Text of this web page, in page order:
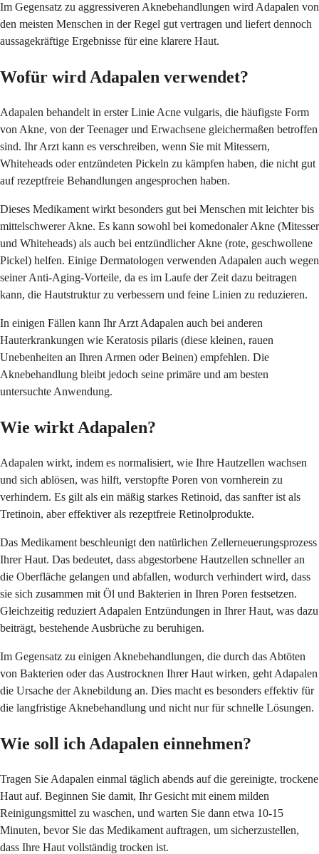
Im Gegensatz zu aggressiveren Aknebehandlungen wird Adapalen von
den meisten Menschen in der Regel gut vertragen und liefert dennoch
aussagekräftige Ergebnisse für eine klarere Haut.
Wofür wird Adapalen verwendet?
Adapalen behandelt in erster Linie Acne vulgaris, die häufigste Form
von Akne, von der Teenager und Erwachsene gleichermaßen betroffen
sind. Ihr Arzt kann es verschreiben, wenn Sie mit Mitessern,
Whiteheads oder entzündeten Pickeln zu kämpfen haben, die nicht gut
auf rezeptfreie Behandlungen angesprochen haben.
Dieses Medikament wirkt besonders gut bei Menschen mit leichter bis
mittelschwerer Akne. Es kann sowohl bei komedonaler Akne (Mitesser
und Whiteheads) als auch bei entzündlicher Akne (rote, geschwollene
Pickel) helfen. Einige Dermatologen verwenden Adapalen auch wegen
seiner Anti-Aging-Vorteile, da es im Laufe der Zeit dazu beitragen
kann, die Hautstruktur zu verbessern und feine Linien zu reduzieren.
In einigen Fällen kann Ihr Arzt Adapalen auch bei anderen
Hauterkrankungen wie Keratosis pilaris (diese kleinen, rauen
Unebenheiten an Ihren Armen oder Beinen) empfehlen. Die
Aknebehandlung bleibt jedoch seine primäre und am besten
untersuchte Anwendung.
Wie wirkt Adapalen?
Adapalen wirkt, indem es normalisiert, wie Ihre Hautzellen wachsen
und sich ablösen, was hilft, verstopfte Poren von vornherein zu
verhindern. Es gilt als ein mäßig starkes Retinoid, das sanfter ist als
Tretinoin, aber effektiver als rezeptfreie Retinolprodukte.
Das Medikament beschleunigt den natürlichen Zellerneuerungsprozess
Ihrer Haut. Das bedeutet, dass abgestorbene Hautzellen schneller an
die Oberfläche gelangen und abfallen, wodurch verhindert wird, dass
sie sich zusammen mit Öl und Bakterien in Ihren Poren festsetzen.
Gleichzeitig reduziert Adapalen Entzündungen in Ihrer Haut, was dazu
beiträgt, bestehende Ausbrüche zu beruhigen.
Im Gegensatz zu einigen Aknebehandlungen, die durch das Abtöten
von Bakterien oder das Austrocknen Ihrer Haut wirken, geht Adapalen
die Ursache der Aknebildung an. Dies macht es besonders effektiv für
die langfristige Aknebehandlung und nicht nur für schnelle Lösungen.
Wie soll ich Adapalen einnehmen?
Tragen Sie Adapalen einmal täglich abends auf die gereinigte, trockene
Haut auf. Beginnen Sie damit, Ihr Gesicht mit einem milden
Reinigungsmittel zu waschen, und warten Sie dann etwa 10-15
Minuten, bevor Sie das Medikament auftragen, um sicherzustellen,
dass Ihre Haut vollständig trocken ist.